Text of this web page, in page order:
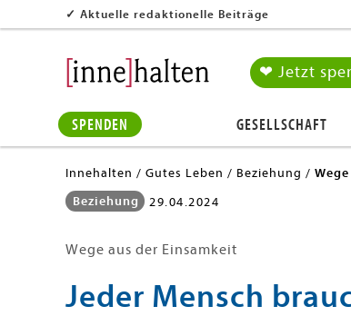
✓ Aktuelle redaktionelle Beiträge
❤ Jetzt
SPENDEN GESELLSCHAFT
Innehalten Gutes Leben Beziehung
Beziehung
29.04.2024
Wege aus der Einsamkeit
Jeder Mensch